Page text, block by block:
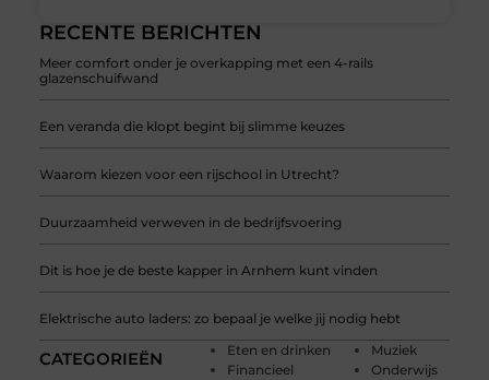
RECENTE BERICHTEN
Meer comfort onder je overkapping met een 4-rails
glazenschuifwand
Een veranda die klopt begint bij slimme keuzes
Waarom kiezen voor een rijschool in Utrecht?
Duurzaamheid verweven in de bedrijfsvoering
Dit is hoe je de beste kapper in Arnhem kunt vinden
Elektrische auto laders: zo bepaal je welke jij nodig hebt
CATEGORIEËN
Eten en drinken
Financieel
Muziek
Onderwijs